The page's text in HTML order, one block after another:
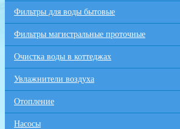
Фильтры для воды бытовые
Фильтры магистральные проточные
Очистка воды в коттеджах
Увлажнители воздуха
Отопление
Насосы